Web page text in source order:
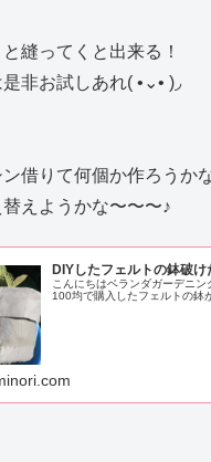
縫ってくと出来る！
非お試しあれ( •⌄• )◞
借りて何個か作ろうか
えようかな〜〜〜♪
DIYしたフェルトの鉢破
こんにちはベランダガーデニ
100均で購入したフェルトの鉢